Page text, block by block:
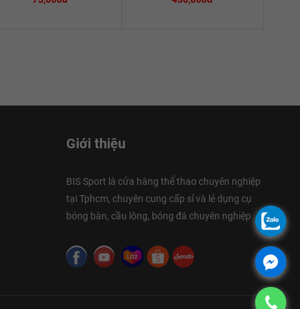
Giới thiệu
BIS Sport là cửa hàng thể thao chuyên nghiệp
tại Tphcm, chuyên cung cấp sỉ và lẻ dụng cụ
bóng bàn, cầu lông, bóng đá chuyên nghiệp